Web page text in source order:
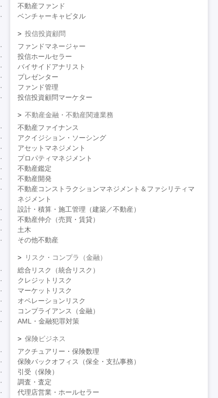
不動産ファンド
ベンチャーキャピタル
投信投資顧問
ファンドマネージャー
投信ホールセラー
バイサイドアナリスト
プレゼンター
ファンド管理
投信投資顧問マーケター
不動産金融・不動産関連業務
不動産ファイナンス
アクイジション・ソーシング
アセットマネジメント
プロパティマネジメント
不動産鑑定
不動産開発
不動産コンストラクションマネジメント＆ファシリティマ
ネジメント
設計・積算・施工管理（建築／不動産）
不動産仲介（売買・賃貸）
土木
その他不動産
リスク・コンプラ（金融）
総合リスク（統合リスク）
クレジットリスク
マーケットリスク
オペレーションリスク
コンプライアンス（金融）
AML・金融犯罪対策
保険ビジネス
アクチュアリー・保険数理
保険バックオフィス（保全・支払事務）
引受（保険）
調査・査定
代理店営業・ホールセラー